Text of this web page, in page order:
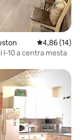
Priemerné
4,86 (14)
I-10 a centra mesta